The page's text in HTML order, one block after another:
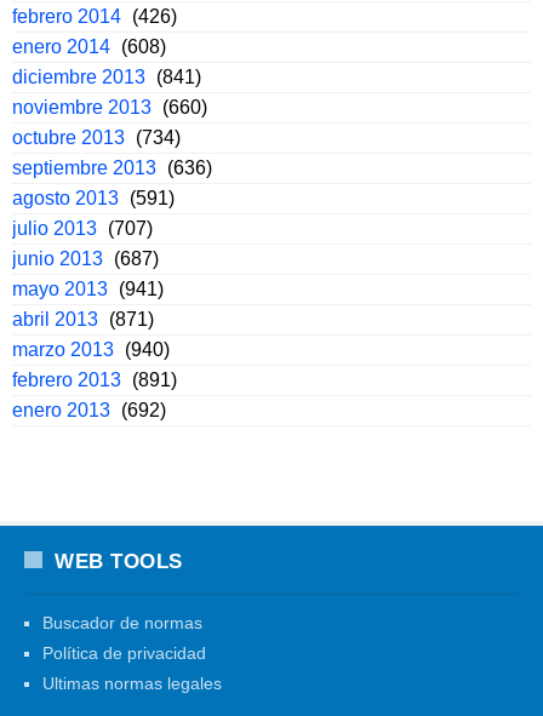
febrero 2014 (426)
enero 2014 (608)
diciembre 2013 (841)
noviembre 2013 (660)
octubre 2013 (734)
septiembre 2013 (636)
agosto 2013 (591)
julio 2013 (707)
junio 2013 (687)
mayo 2013 (941)
abril 2013 (871)
marzo 2013 (940)
febrero 2013 (891)
enero 2013 (692)
WEB TOOLS
Buscador de normas
Política de privacidad
Ultimas normas legales